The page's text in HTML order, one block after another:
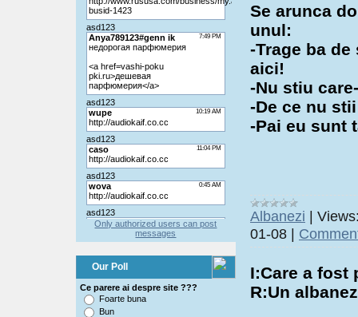
Only authorized users can post
messages
Our Poll
Ce parere ai despre site ???
Foarte buna
Bun
Se arunca
unul:
-Trage ba
aici!
-Nu stiu
-De ce nu
-Pai eu sunt
Albanezi |
01-08 |
I:Care a fost
R:Un